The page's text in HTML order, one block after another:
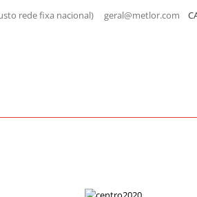
rede fixa nacional) geral@metlor.com